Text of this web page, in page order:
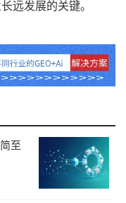
远发展的关键。
至